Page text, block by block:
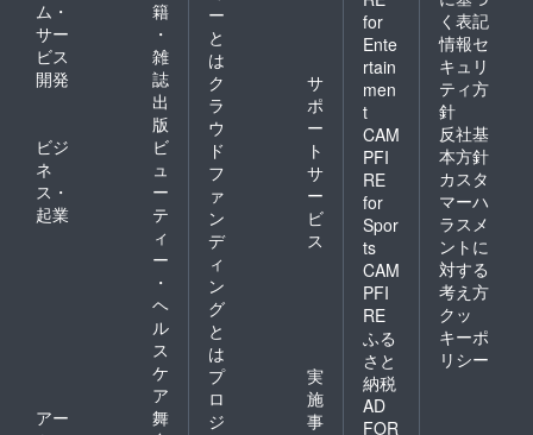
ム・
サー
ビス
開発
籍
・
雑
誌
出
版
ビジ
ネ
ス・
起業
ビ
ュ
ー
テ
ィ
ー
・
ヘ
ル
ス
ケ
ア
アー
舞
ー
と
は
ク
ラ
ウ
ド
フ
ァ
ン
デ
ィ
ン
グ
と
は
サ
ポ
ー
ト
サ
ー
ビ
ス
プ
ロ
ジ
実
施
事
for
Ente
rtain
men
t
CAM
PFI
RE
for
Spor
ts
CAM
PFI
RE
ふる
さと
納税
AD
FOR
く表記
情報セ
キュリ
ティ方
針
反社基
本方針
カスタ
マーハ
ラスメ
ントに
対する
考え方
クッ
キーポ
リシー